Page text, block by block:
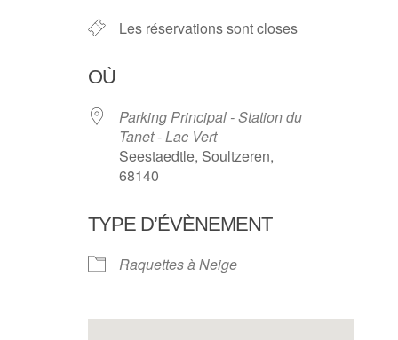
Les réservations sont closes
OÙ
Parking Principal - Station du
Tanet - Lac Vert
Seestaedtle, Soultzeren,
68140
TYPE D’ÉVÈNEMENT
Raquettes à Neige